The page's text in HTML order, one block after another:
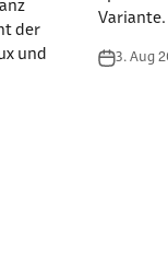
der
und
Variante.
3. Aug